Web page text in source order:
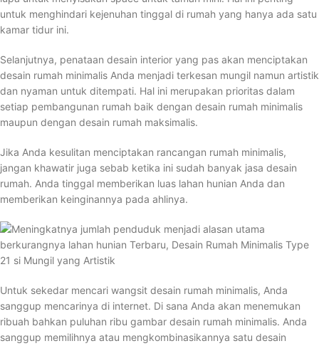
untuk menghindari kejenuhan tinggal di rumah yang hanya ada satu
kamar tidur ini.
Selanjutnya, penataan desain interior yang pas akan menciptakan
desain rumah minimalis Anda menjadi terkesan mungil namun artistik
dan nyaman untuk ditempati. Hal ini merupakan prioritas dalam
setiap pembangunan rumah baik dengan desain rumah minimalis
maupun dengan desain rumah maksimalis.
Jika Anda kesulitan menciptakan rancangan rumah minimalis,
jangan khawatir juga sebab ketika ini sudah banyak jasa desain
rumah. Anda tinggal memberikan luas lahan hunian Anda dan
memberikan keinginannya pada ahlinya.
Untuk sekedar mencari wangsit desain rumah minimalis, Anda
sanggup mencarinya di internet. Di sana Anda akan menemukan
ribuah bahkan puluhan ribu gambar desain rumah minimalis. Anda
sanggup memilihnya atau mengkombinasikannya satu desain